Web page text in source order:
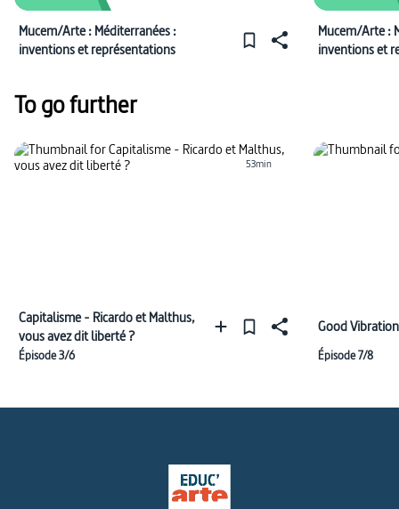
Mucem/Arte : Méditerranées :
inventions et représentations
Mucem/Arte :
inventions et
To go further
53min
Capitalisme - Ricardo et Malthus,
vous avez dit liberté ?
Épisode 3/6
Good
Épisode 7/8